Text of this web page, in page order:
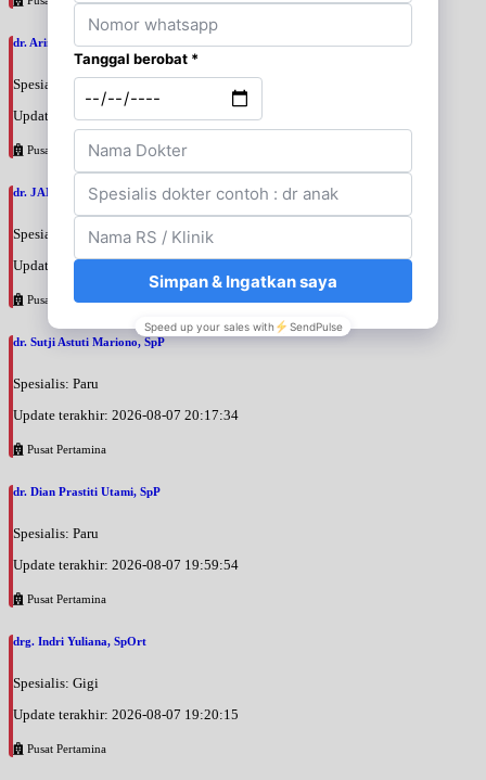
dr. Arini Purwono, SpP
Spesialis: Paru
Update terakhir: 2026-08-07 20:25:58
Pusat Pertamina
dr. JANUAR HABIBI, SpP
Spesialis: Paru
Update terakhir: 2026-08-07 20:23:50
Pusat Pertamina
dr. Sutji Astuti Mariono, SpP
Spesialis: Paru
Update terakhir: 2026-08-07 20:17:34
Pusat Pertamina
dr. Dian Prastiti Utami, SpP
Spesialis: Paru
Update terakhir: 2026-08-07 19:59:54
Pusat Pertamina
drg. Indri Yuliana, SpOrt
Spesialis: Gigi
Update terakhir: 2026-08-07 19:20:15
Pusat Pertamina